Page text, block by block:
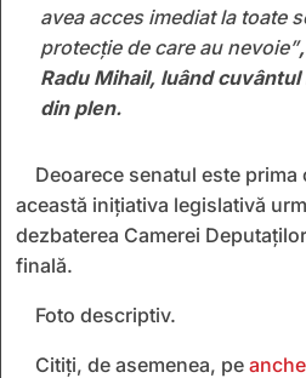
avea acces imediat la toate
protecție de care au nevoie”
Radu Mihail, luând
din plen.
Deoarece senatul este prima
această inițiativa legislativă
dezbaterea Camerei
finală.
Foto descriptiv.
Citiți, de asemenea, pe